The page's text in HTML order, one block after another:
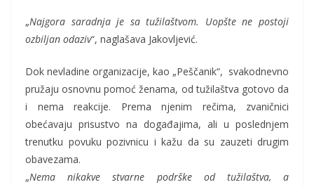
„Najgora saradnja je sa tužilaštvom. Uopšte ne postoji
ozbiljan odaziv“, naglašava Jakovljević.
Dok nevladine organizacije, kao „Peščanik“, svakodnevno
pružaju osnovnu pomoć ženama, od tužilaštva gotovo da
i nema reakcije. Prema njenim rečima, zvaničnici
obećavaju prisustvo na događajima, ali u poslednjem
trenutku povuku pozivnicu i kažu da su zauzeti drugim
obavezama.
„Nema nikakve stvarne podrške od tužilaštva, a